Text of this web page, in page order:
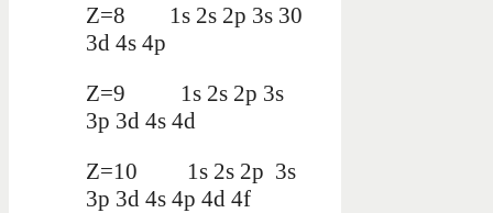
Z=8 1s 2s 2p 3s 30
3d 4s 4p
Z=9 1s 2s 2p 3s
3p 3d 4s 4d
Z=10 1s 2s 2p 3s
3p 3d 4s 4p 4d 4f